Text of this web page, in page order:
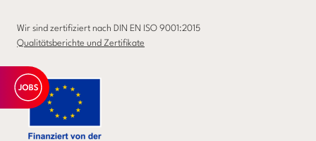
Wir sind zertifiziert nach DIN EN ISO 9001:2015
Qualitätsberichte und Zertifikate